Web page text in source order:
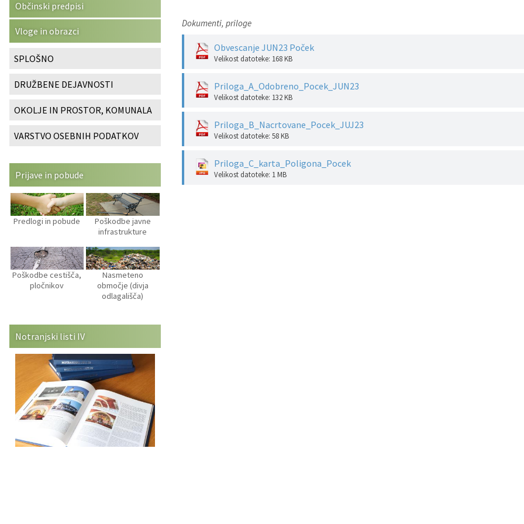
Dokumenti, priloge
Obvescanje JUN23 Poček
Velikost datoteke: 168 KB
Priloga_A_Odobreno_Pocek_JUN23
Velikost datoteke: 132 KB
Priloga_B_Nacrtovane_Pocek_JUJ23
Velikost datoteke: 58 KB
Priloga_C_karta_Poligona_Pocek
Velikost datoteke: 1 MB
Občinski predpisi
Vloge in obrazci
SPLOŠNO
DRUŽBENE DEJAVNOSTI
OKOLJE IN PROSTOR, KOMUNALA
VARSTVO OSEBNIH PODATKOV
Prijave in pobude
Predlogi in pobude
Poškodbe javne
infrastrukture
Poškodbe cestišča,
pločnikov
Nasmeteno
območje (divja
odlagališča)
Notranjski listi IV
Katalog informacij javnega značaja
Vizitka občine
Predsedniki političnih strank
Svet za preventivo in vzgojo v cestnem prometu
Služba za okolje in prostor
Služba za stanovanjsko dejavnost
Služba za družbene dejavnosti
Služba za gospodarstvo, turizem in kmetijstvo
Služba za šport
Služba za krajevne skupnosti
Občinski predpisi
Strategije in koncepti